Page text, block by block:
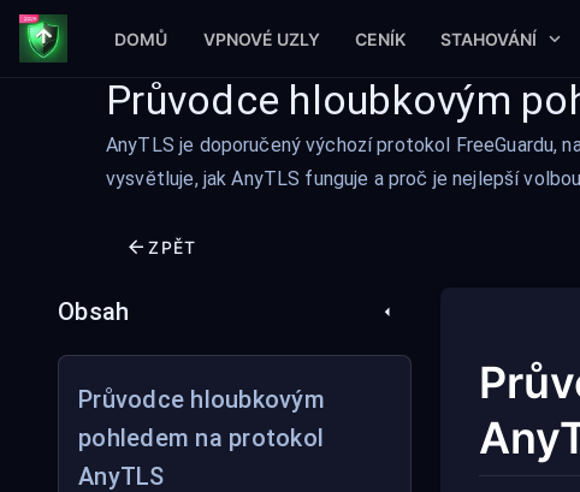
DOMŮ VPNOVÉ UZLY CENÍK STAHOVÁNÍ
Průvodce hloubkovým
AnyTLS je doporučený výchozí protokol FreeGuardu,
vysvětluje, jak AnyTLS funguje a proč je nejlepší
ZPĚT
Obsah
Průvodce hloubkovým
pohledem na protokol
AnyTLS